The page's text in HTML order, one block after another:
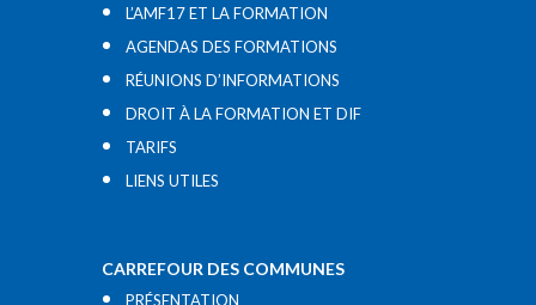
L’AMF17 ET LA FORMATION
AGENDAS DES FORMATIONS
RÉUNIONS D’INFORMATIONS
DROIT À LA FORMATION ET DIF
TARIFS
LIENS UTILES​
CARREFOUR DES COMMUNES
PRÉSENTATION